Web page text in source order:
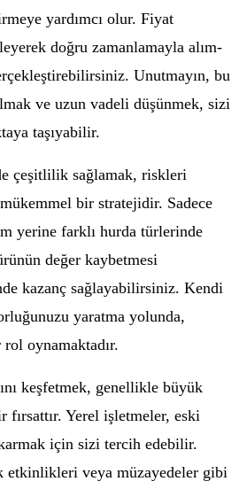
yardımcı olur. Fiyat
doğru zamanlamayla alım-
Unutmayın, bu
ve uzun vadeli düşünmek, sizi
taşıyabilir.
çeşitlilik sağlamak, riskleri
bir stratejidir. Sadece
yerine farklı hurda türlerinde
değer kaybetmesi
kazanç sağlayabilirsiniz. Kendi
yaratma yolunda,
oynamaktadır.
keşfetmek, genellikle büyük
fırsattır. Yerel işletmeler, eski
için sizi tercih edebilir.
etkinlikleri veya müzayedeler gibi